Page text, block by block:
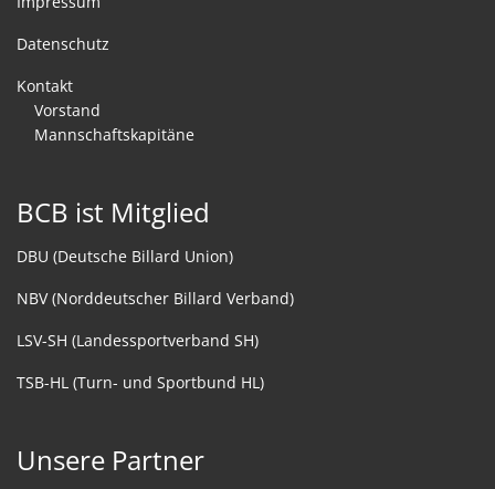
Datenschutz
Kontakt
Vorstand
Mannschaftskapitäne
BCB ist Mitglied
DBU (Deutsche Billard Union)
NBV (Norddeutscher Billard Verband)
LSV-SH (Landessportverband SH)
TSB-HL (Turn- und Sportbund HL)
Unsere Partner